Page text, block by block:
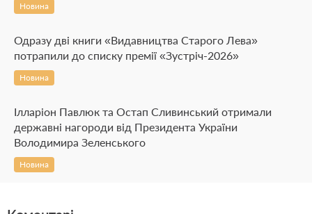
Новина
Одразу дві книги «Видавництва Старого Лева»
потрапили до списку премії «Зустріч-2026»
Новина
Ілларіон Павлюк та Остап Сливинський отримали
державні нагороди від Президента України
Володимира Зеленського
Новина